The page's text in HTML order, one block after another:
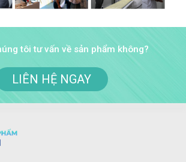
tôi tư vấn về sản phẩm không?
LIÊN HỆ NGAY